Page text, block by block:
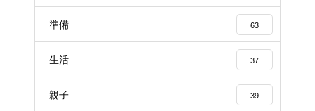
準備 63
生活 37
親子 39